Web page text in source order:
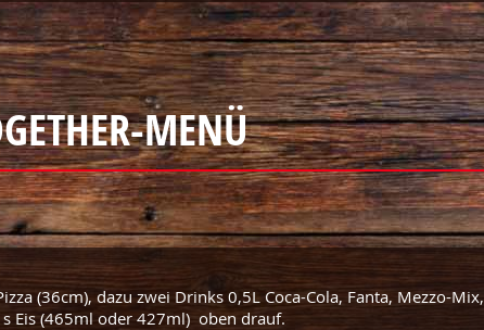
MENÜ
(36cm), dazu zwei Drinks 0,5L Coca-Cola, Fanta, Mezzo-
Eis (465ml oder 427ml) oben drauf.